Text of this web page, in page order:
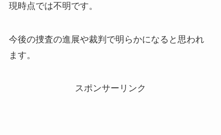
現時点では不明です。
今後の捜査の進展や裁判で明らかになると思われ
ます。
スポンサーリンク